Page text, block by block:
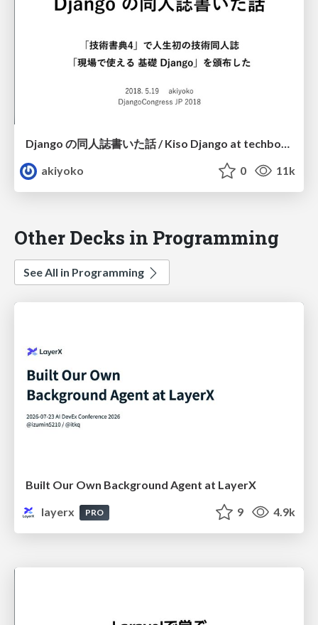
Django の同人誌書いた話 / Kiso Django at techbookfes4
akiyoko
0 11k
Other Decks in Programming
See All in Programming
Built Our Own Background Agent at LayerX
layerx
PRO 9 4.9k